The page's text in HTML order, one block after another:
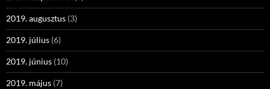
2019. augusztus (3)
2019. július (6)
2019. június (10)
2019. május (7)